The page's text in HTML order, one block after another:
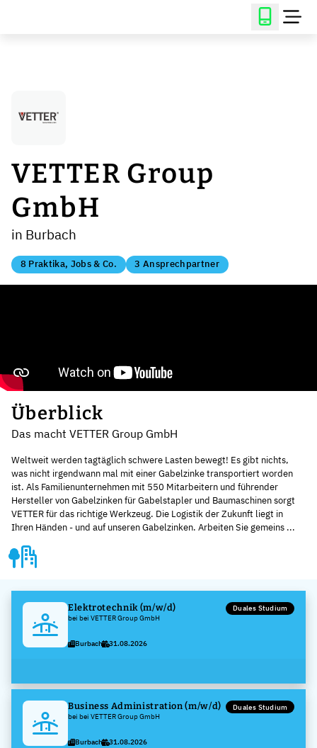
VETTER Group
GmbH
in Burbach
8 Praktika, Jobs & Co. 3 Ansprechpartner
Überblick
Das macht VETTER Group GmbH
Weltweit werden tagtäglich schwere Lasten bewegt! Es gibt nichts,
was nicht irgendwann mal mit einer Gabelzinke transportiert worden
ist. Als Familienunternehmen mit 550 Mitarbeitern und führender
Hersteller von Gabelzinken für Gabelstapler und Baumaschinen sorgt
VETTER für das richtige Werkzeug. Die Logistik der Zukunft liegt in
Ihren Händen - und auf unseren Gabelzinken. Arbeiten Sie gemeins ...
Elektrotechnik (m/w/d)
bei bei VETTER Group GmbH
Duales Studium
Burbach 31.08.2026
Business Administration (m/w/d)
bei bei VETTER Group GmbH
Duales Studium
Burbach 31.08.2026